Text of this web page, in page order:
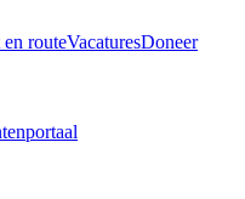
routeVacaturesDoneer